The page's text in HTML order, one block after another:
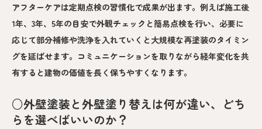
アフターケアは定期点検の習慣化で成果が出ます。例えば施工後
1年、3年、5年の目安で外観チェックと簡易点検を行い、必要に
応じて部分補修や洗浄を入れていくと大規模な再塗装のタイミン
グを延ばせます。コミュニケーションを取りながら経年変化を共
有すると建物の価値を長く保ちやすくなります。
○外壁塗装と外壁塗り替えは何が違い、どち
らを選べばいいのか？